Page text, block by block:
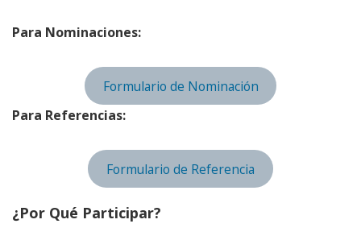
Para Nominaciones:
Formulario de Nominación
Para Referencias:
Formulario de Referencia
¿Por Qué Participar?